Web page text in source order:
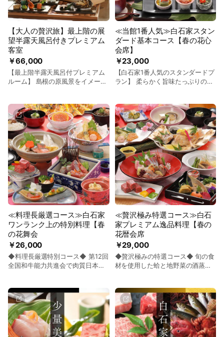
￥66,000
【大人の贅沢旅】最上階の展
望半露天風呂付きプレミアム
客室
【最上階半露天風呂付プレミアム
ルーム】 島根の原風景をイメージ
もてなし等、ここでしか体験でき
ない 特別感を感じる寛ぎと安らぎ
をご提供いたします。 大人が楽し
める、やさしい時間。 ※このプラ
ンのチェックイン最終時刻は18：
00です。
―――――――――――――― ■
テレビ大阪2月22日放送の「おと
な旅歩き旅」に紹介されました♪
三田村邦彦さん主演の「おとな旅
あるき旅」は毎週土曜夕方6:30か
ら放送 ■じゃらんネットの
YouTube公式チャンネル 友近のお
宿すたいる！じゃらんが叶える理
想の温泉旅に当館が掲載されまし
た！ 動画をチェックしてプレミア
ム客室宿泊のご参考にして下さい♪
【前編】
https://www.youtube.com/watc
v=zyJL7H3J2l0&feature=youtu.b
e 【後編】
https://www.youtube.com/watc
h?
v=h9moE7whNH8&feature=yout
u.be
￥23,000
≪当館1番人気≫白石家スタン
ダード基本コース【春の花心
会席】
【白石家1番人気のスタンダードプ
ラン】 柔らかく旨味たっぷりの大
魚3種盛りや、 季節の天婦羅盛合
せなど春を彩る全11品の和会席 ▼
大山鶏▼ 脂が乗りバランスのとれ
た、ジューシーで味のある肉質が
特徴。 山麓のきれいな空気と新鮮
な地下天然水で育てた健康で美味
しい鶏です。 ◆春の花心会席お品
書き◆ 前菜 彩り前菜3種盛り 御
造 島根近海鮮魚3種盛り 蒸物
春の茶碗蒸し 鍋物 大山鶏のほう
じ茶鍋 御凌 出雲そば 揚物 春の
天婦羅盛り合わせ 鉄板 黒毛和牛
ステーキ 留椀 季節のお吸い物 食
事 牛しぐれ煮御飯 香物 自家製
ぬか漬け 水菓子 白石家特製プリ
ン ※時期により食材・器を変更す
る場合がございます。 ◆ご朝食に
ついて◆ ダイニングMaGaTaMaに
て島根の朝ごはんをバッフェスタ
ンチトーストやパンケーキ、イカ
墨黒カレー等、 白石家でしか味わ
えない目が覚める程の朝ごはんを
お楽しみいただけます。 ◆【お食
事場所・アレルギー対応につい
て】◆ ・ご夕食場所は基本的にダ
￥26,000
≪料理長厳選コース≫白石家
ワンランク上の特別料理【春
の花舞会
◆料理長厳選特別コース◆ 第12回
全国和牛能力共進会で肉質日本一
旬の食材を使用した銀鮭と白菜の
クリーム鍋等、春の味覚全11品の
厳選和会席 ▼島根和牛▼ 鮮やかな
色合い・きめ細かな霜降り・風味
豊かな味わいと、とろけるような
￥29,000
≪贅沢極み特選コース≫白石
家プレミアム逸品料理【春の
花暦会席
◆贅沢極みの特選コース◆ 旬の食
材を使用した蛤と地野菜の酒蒸し
本一に輝いたことのある島根和
牛、 白石家名物のどぐろの奉書焼
き等、春のグルメ全11品の特選和
会席 ▼のどぐろ▼ 魚のプロである
漁師が「一番旨い」と口をそろえ